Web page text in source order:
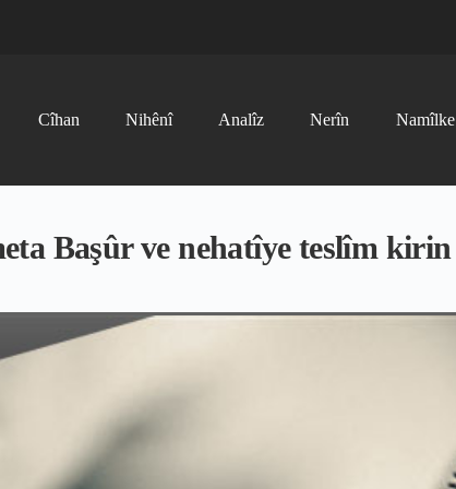
Cîhan Nihênî Analîz Nerîn Namîlke
Başûr ve nehatîye teslîm kirin